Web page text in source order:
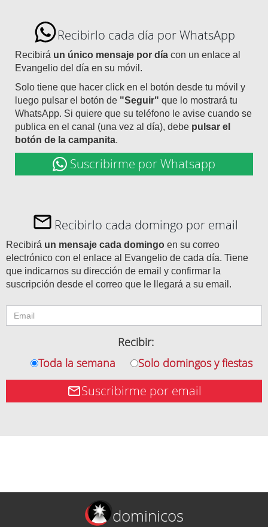
Recibirlo cada día por WhatsApp
Recibirá un único mensaje por día con un enlace al
Evangelio del día en su móvil.
Solo tiene que hacer click en el botón desde tu móvil y
luego pulsar el botón de "Seguir" que lo mostrará tu
WhatsApp. Si quiere que su teléfono le avise cuando se
publica en el canal (una vez al día), debe pulsar el
botón de la campanita.
Suscribirme por Whatsapp
Recibirlo cada domingo por email
Recibirá un mensaje cada domingo en su correo
electrónico con el enlace al Evangelio de cada día. Tiene
que indicarnos su dirección de email y confirmar la
suscripción desde el correo que le llegará a su email.
Recibir:
Toda la semana
Solo domingos y fiestas
Suscribirme por email
dominicos